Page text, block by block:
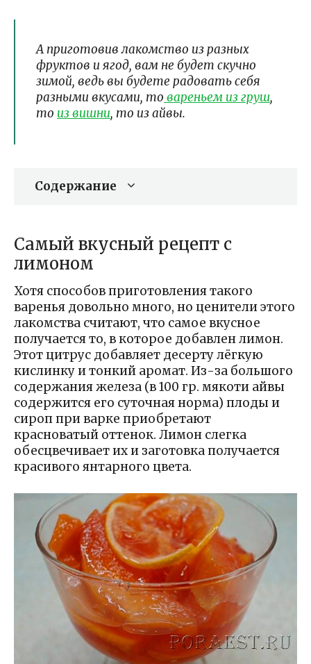
А приготовив лакомство из разных
фруктов и ягод, вам не будет скучно
зимой, ведь вы будете радовать себя
разными вкусами, то вареньем из груш,
то из вишни, то из айвы.
Содержание
Самый вкусный рецепт с
лимоном
Хотя способов приготовления такого
варенья довольно много, но ценители этого
лакомства считают, что самое вкусное
получается то, в которое добавлен лимон.
Этот цитрус добавляет десерту лёгкую
кислинку и тонкий аромат. Из-за большого
содержания железа (в 100 гр. мякоти айвы
содержится его суточная норма) плоды и
сироп при варке приобретают
красноватый оттенок. Лимон слегка
обесцвечивает их и заготовка получается
красивого янтарного цвета.